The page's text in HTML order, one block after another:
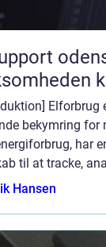
Elforbrug
bekymring for
har
til at tracke,
Hansen